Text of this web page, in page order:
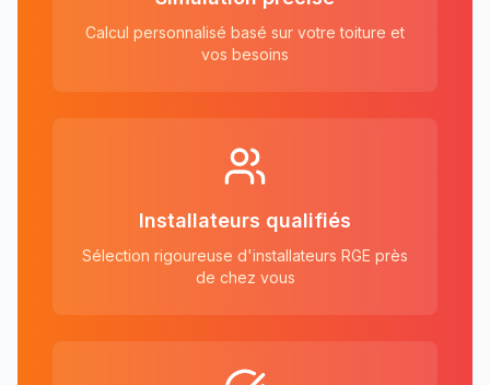
Calcul personnalisé basé sur votre toiture et
vos besoins
Installateurs qualifiés
Sélection rigoureuse d'installateurs RGE près
de chez vous